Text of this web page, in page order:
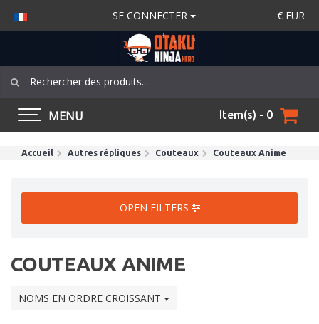
SE CONNECTER € EUR
MENU Item(s) - 0
Accueil Autres répliques Couteaux Couteaux Anime
OPEN FILTERS
COUTEAUX ANIME
NOMS EN ORDRE CROISSANT